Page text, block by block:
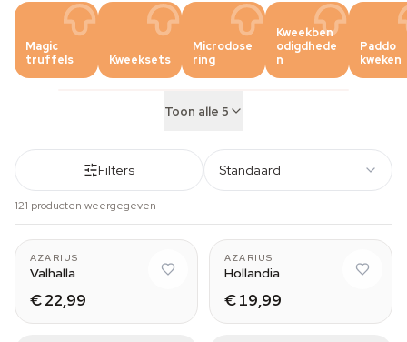
Magic
truffels
Kweeksets
Microdose
ring
Kweekben
odigdhede
n
Paddo
kweken
Toon alle 5
Filters Standaard
121 producten weergegeven
AZARIUS
Valhalla
€ 22,99
AZARIUS
Hollandia
€ 19,99